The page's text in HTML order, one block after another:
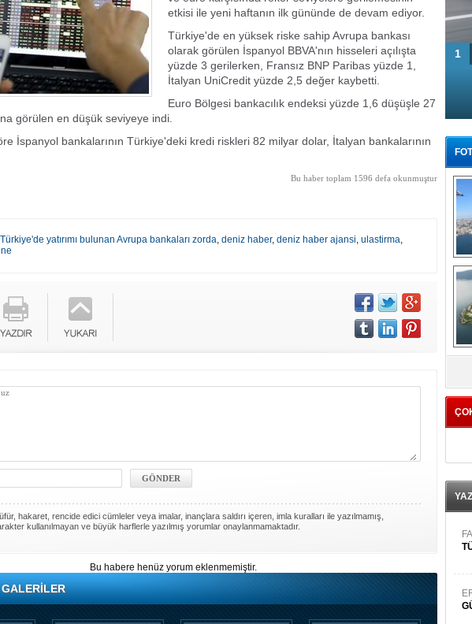
etkisi ile yeni haftanın ilk gününde de devam ediyor.
Türkiye'de en yüksek riske sahip Avrupa bankası
olarak görülen İspanyol BBVA'nın hisseleri açılışta
yüzde 3 gerilerken, Fransız BNP Paribas yüzde 1,
İtalyan UniCredit yüzde 2,5 değer kaybetti.
Euro Bölgesi bankacılık endeksi yüzde 1,6 düşüşle 27
görülen en düşük seviyeye indi.
İspanyol bankalarının Türkiye'deki kredi riskleri 82 milyar dolar, İtalyan bankalarının
Bu haber toplam 1596 defa okunmuştur
Türkiye'de yatırımı bulunan Avrupa bankaları zorda, deniz haber, deniz haber ajansi, ulastirma,
hakaret, rencide edici cümleler veya imalar, inançlara saldırı içeren, imla kuralları ile yazılmamış,
kullanılmayan ve büyük harflerle yazılmış yorumlar onaylanmamaktadır.
Bu habere henüz yorum eklenmemiştir.
GALERİLER
1